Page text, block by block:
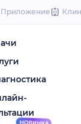
to
Приложение